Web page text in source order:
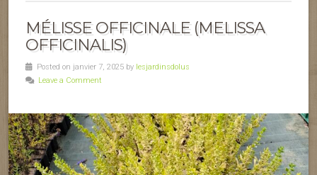
MÉLISSE OFFICINALE (MELISSA
OFFICINALIS)
Posted on janvier 7, 2025 by lesjardinsdolus
Leave a Comment